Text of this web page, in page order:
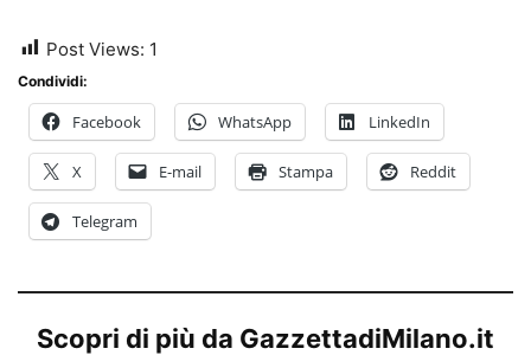
Post Views: 1
Condividi:
Facebook WhatsApp LinkedIn
X E-mail Stampa Reddit
Telegram
Scopri di più da GazzettadiMilano.it